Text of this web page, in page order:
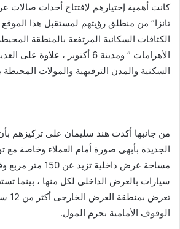
كانت أهمية إختيارهم لإفتتاح أحداث صالات
تانزا” من منطلق رؤيتهم لمستقبل هذا
الكثافات السكانية المرتفعة بالمنطقة
الأهرامات ” ومدينة 6 أكتوبر ،
السكنية والمدن الترفيهية والمولات المحيطة
من جانبها أكدت هند سليمان على تركيزهم
الجديدة بأبهى صورة أمام العملاء وخاصة مع
سيارات بالعرض الداخلى لكل منها ، بينما
الوقوف الأمامية بحرم المول.